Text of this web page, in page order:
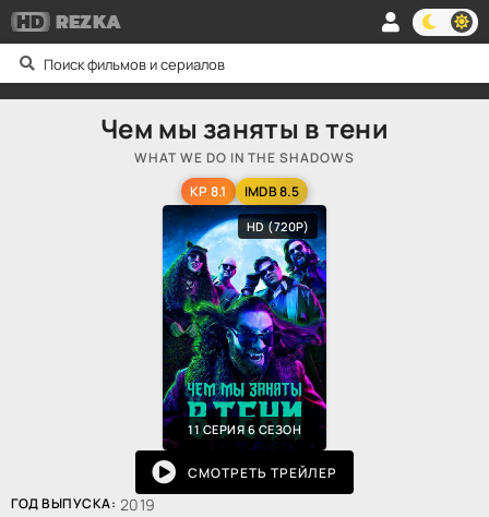
HDREZKA
Чем мы заняты в тени
WHAT WE DO IN THE SHADOWS
KP 8.1
IMDB 8.5
HD (720P)
11 СЕРИЯ 6 СЕЗОН
СМОТРЕТЬ ТРЕЙЛЕР
ГОД ВЫПУСКА: 2019